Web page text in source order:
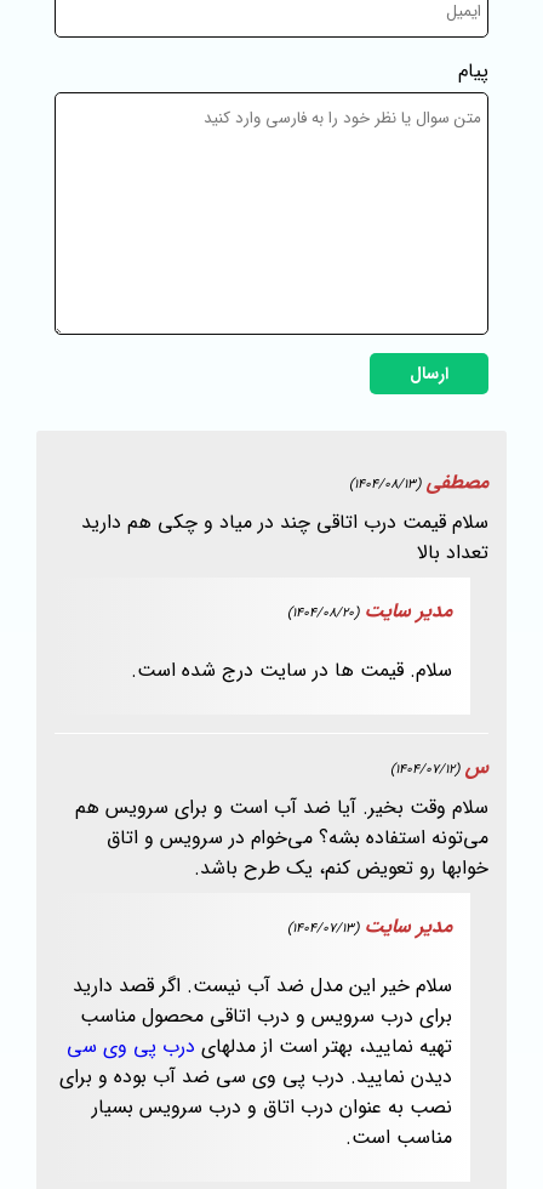
پیام
ارسال
مصطفی(1404/08/13)
سلام قیمت درب اتاقی چند در میاد و چکی هم دارید
تعداد بالا
مدیر سایت (1404/08/20)
سلام. قیمت ها در سایت درج شده است.
س (1404/07/12)
سلام وقت بخیر. آیا ضد آب است و برای سرویس هم
می‌تونه استفاده بشه؟ می‌خوام در سرویس و اتاق
خوابها رو تعویض کنم، یک طرح باشد.
مدیر سایت (1404/07/13)
سلام خیر این مدل ضد آب نیست. اگر قصد دارید
برای درب سرویس و درب اتاقی محصول مناسب
تهیه نمایید، بهتر است از مدلهای درب پی وی سی
دیدن نمایید. درب پی وی سی ضد آب بوده و برای
نصب به عنوان درب اتاق و درب سرویس بسیار
مناسب است.